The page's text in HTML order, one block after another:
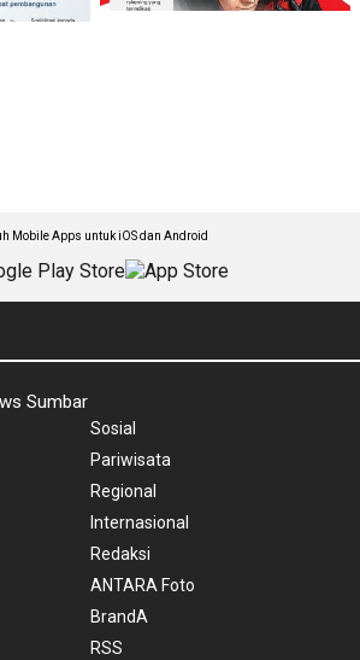
Mobile Apps untuk iOS dan Android
Sumbar
Sosial
Pariwisata
Regional
Internasional
Redaksi
ANTARA Foto
BrandA
RSS